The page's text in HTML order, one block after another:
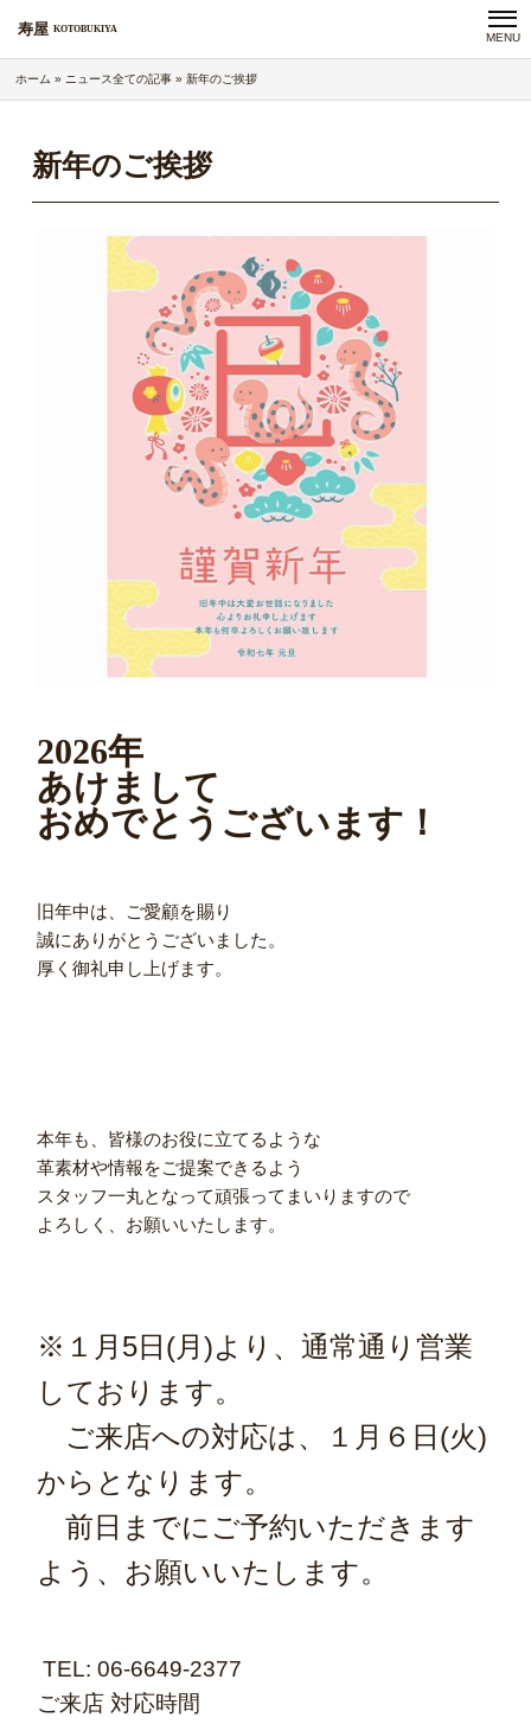
寿屋 KOTOBUKIYA
MENU
ホーム » ニュース全ての記事 »新年のご挨拶
新年のご挨拶
2026年
あけまして
おめでとうございます！
旧年中は、ご愛顧を賜り
誠にありがとうございました。
厚く御礼申し上げます。
本年も、皆様のお役に立てるような
革素材や情報をご提案できるよう
スタッフ一丸となって頑張ってまいりますので
よろしく、お願いいたします。
※１月5日(月)より、通常通り営業
しております。
ご来店への対応は、１月６日(火)
からとなります。
前日までにご予約いただきます
よう、 お願いいたします。
TEL: 06-6649-2377
ご来店 対応時間